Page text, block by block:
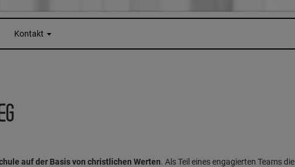
Kontakt
auf der Basis von christlichen Werten. Als Teil eines engagierten Teams die